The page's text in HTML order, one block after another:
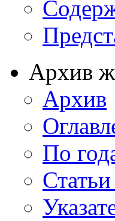
Архив
Архив
По